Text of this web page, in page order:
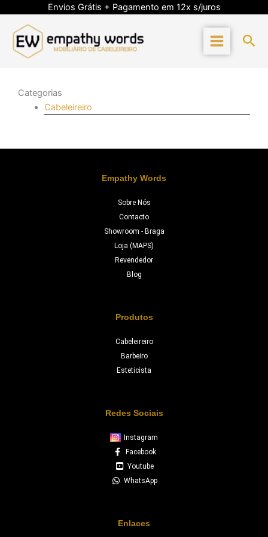
Envios Grátis + Pagamento em 12x s/juros
content
Categorias
Cabeleireiro
Empathy Words
Sobre Nós
Contacto
Showroom - Braga
Loja (MAPS)
Revendedor
Blog
Produtos
Cabeleireiro
Barbeiro
Esteticista
Redes Sociais
Instagram
Facebook
Youtube
WhatsApp
Enlaces